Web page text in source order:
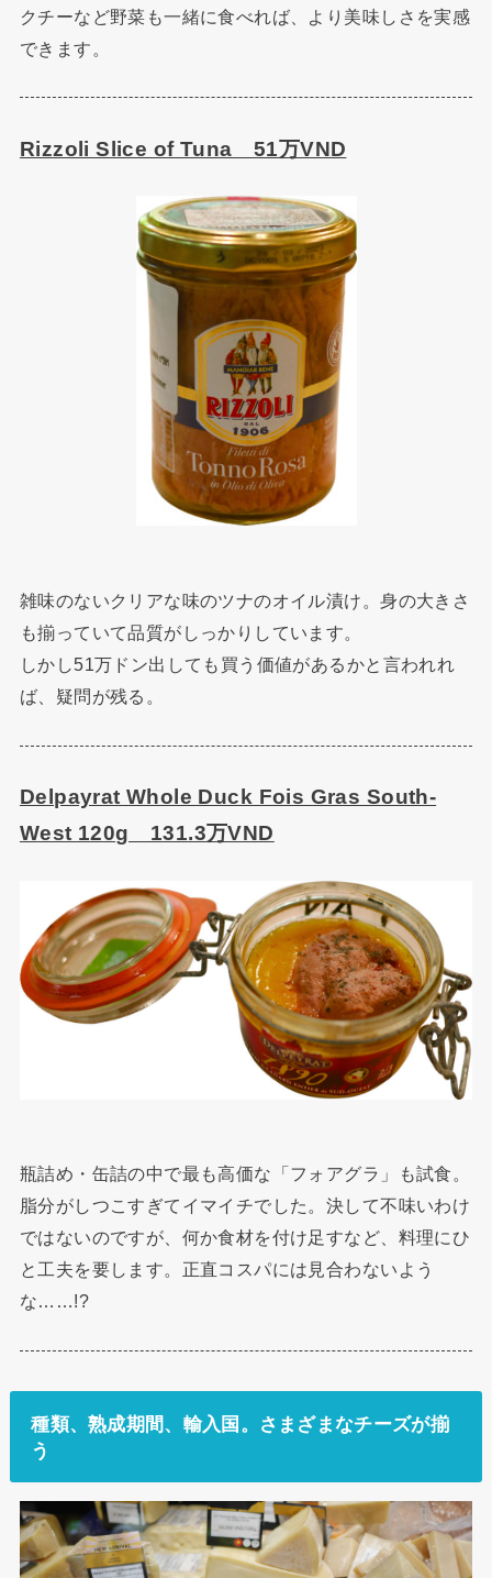
クチーなど野菜も一緒に食べれば、より美味しさを実感
できます。
Rizzoli Slice of Tuna 51万VND
雑味のないクリアな味のツナのオイル漬け。身の大きさ
も揃っていて品質がしっかりしています。
しかし51万ドン出しても買う価値があるかと言われれ
ば、疑問が残る。
Delpayrat Whole Duck Fois Gras South-
West 120g 131.3万VND
瓶詰め・缶詰の中で最も高価な「フォアグラ」も試食。
脂分がしつこすぎてイマイチでした。決して不味いわけ
ではないのですが、何か食材を付け足すなど、料理にひ
と工夫を要します。正直コスパには見合わないよう
な……!?
種類、熟成期間、輸入国。さまざまなチーズが揃
う